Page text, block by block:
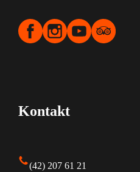
Kontakt
(42) 207 61 21